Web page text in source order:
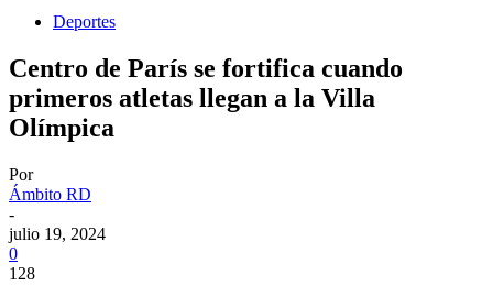
Deportes
Centro de París se fortifica cuando
primeros atletas llegan a la Villa
Olímpica
Por
Ámbito RD
-
julio 19, 2024
0
128